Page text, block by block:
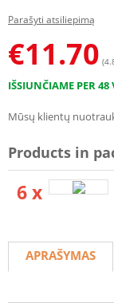
Parašyti atsiliepimą
€11.70
IŠSIUNČIAME PER 48
Mūsų klientų
Products in
6 x
APRAŠYMAS